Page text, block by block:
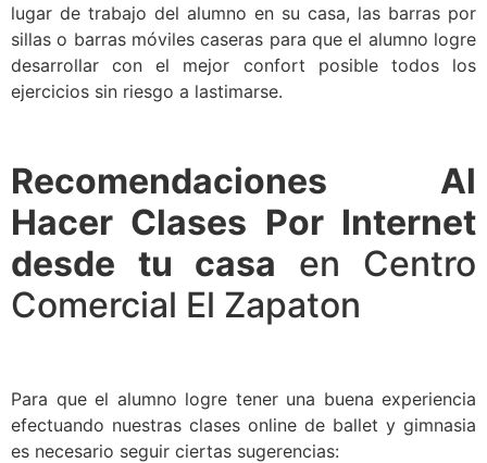
lugar de trabajo del alumno en su casa, las barras por
sillas o barras móviles caseras para que el alumno logre
desarrollar con el mejor confort posible todos los
ejercicios sin riesgo a lastimarse.
Recomendaciones Al
Hacer Clases Por Internet
desde tu casa en Centro
Comercial El Zapaton
Para que el alumno logre tener una buena experiencia
efectuando nuestras clases online de ballet y gimnasia
es necesario seguir ciertas sugerencias: